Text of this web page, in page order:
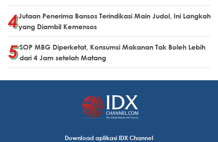
Jutaan Penerima Bansos Terindikasi Main Judol, Ini Langkah
yang Diambil Kemensos
SOP MBG Diperketat, Konsumsi Makanan Tak Boleh Lebih
dari 4 Jam setelah Matang
Download aplikasi IDX Channel